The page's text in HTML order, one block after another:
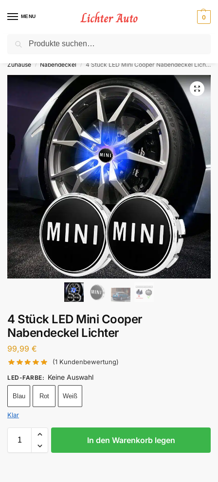
MENU 0
⚡ 10 % Rabatt für Neukunden. Code: NC10
Zuhause / Nabendeckel / 4 Stück LED Mini Cooper Nabendeckel Lichter
4 Stück LED Mini Cooper
Nabendeckel Lichter
99,99 €
(1 Kundenbewertung)
LED-FARBE: Keine Auswahl
Blau Rot Weiß
Klar
In den Warenkorb legen